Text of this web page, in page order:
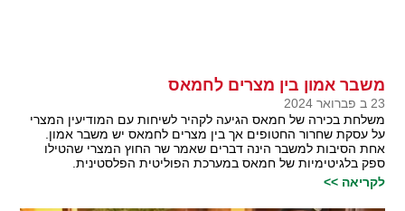
משבר אמון בין מצרים לחמאס
23 ב פברואר 2024
משלחת בכירה של חמאס הגיעה לקהיר לשיחות עם המודיעין המצרי
על עסקת שחרור החטופים אך בין מצרים לחמאס יש משבר אמון.
אחת הסיבות למשבר הינה דברים שאמר שר החוץ המצרי שהטילו
ספק בלגיטימיות של חמאס במערכת הפוליטית הפלסטינית.
לקריאה >>